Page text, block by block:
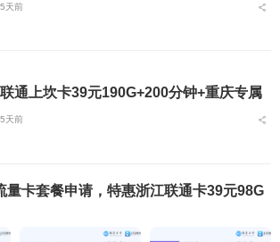
5天前
联通上坎卡39元190G+200分钟+重庆专属
5天前
量卡套餐申请，特惠浙江联通卡39元98G